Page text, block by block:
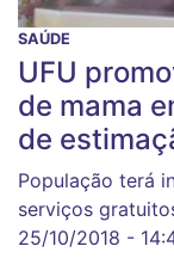
SAÚDE
UFU
de mama
de
População terá
serviços
25/10/2018 -